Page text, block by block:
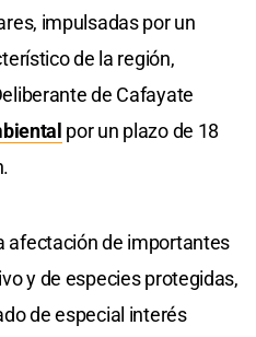
impulsadas por un
de la región,
de Cafayate
por un plazo de 18
afectación de importantes
y de especies protegidas,
de especial interés